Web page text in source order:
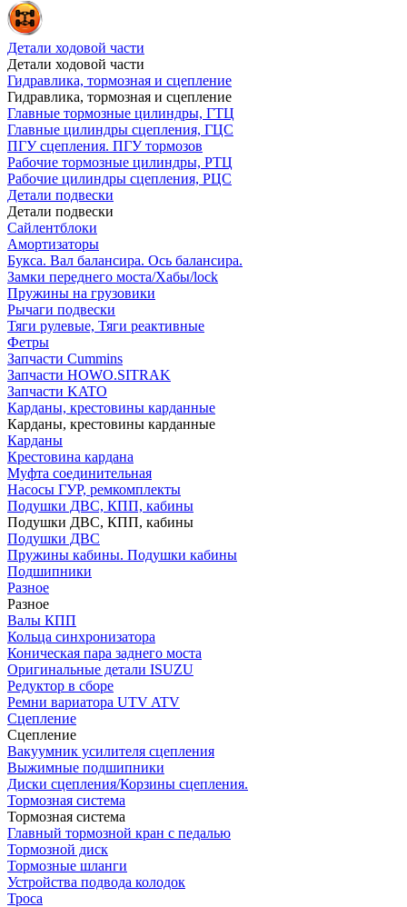
Детали ходовой части
Детали ходовой части
Гидравлика, тормозная и сцепление
Гидравлика, тормозная и сцепление
Главные тормозные цилиндры, ГТЦ
Главные цилиндры сцепления, ГЦС
ПГУ сцепления. ПГУ тормозов
Рабочие тормозные цилиндры, РТЦ
Рабочие цилиндры сцепления, РЦС
Детали подвески
Детали подвески
Cайлентблоки
Амортизаторы
Букса. Вал балансира. Ось балансира.
Замки переднего моста/Хабы/lock
Пружины на грузовики
Рычаги подвески
Тяги рулевые, Тяги реактивные
Фетры
Запчасти Cummins
Запчасти HOWO.SITRAK
Запчасти KATO
Карданы, крестовины карданные
Карданы, крестовины карданные
Карданы
Крестовина кардана
Муфта соединительная
Насосы ГУР, ремкомплекты
Подушки ДВС, КПП, кабины
Подушки ДВС, КПП, кабины
Подушки ДВС
Пружины кабины. Подушки кабины
Подшипники
Разное
Разное
Валы КПП
Кольца синхронизатора
Коническая пара заднего моста
Оригинальные детали ISUZU
Редуктор в сборе
Ремни вариатора UTV ATV
Сцепление
Сцепление
Вакуумник усилителя сцепления
Выжимные подшипники
Диски сцепления/Корзины сцепления.
Тормозная система
Тормозная система
Главный тормозной кран с педалью
Тормозной диск
Тормозные шланги
Устройства подвода колодок
Троса